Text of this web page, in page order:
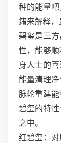
种的能量
籍来解释，
碧玺是三
性，能够
身人士的
能量清理
脉轮重建
碧玺的特
之中。
红碧玺：对